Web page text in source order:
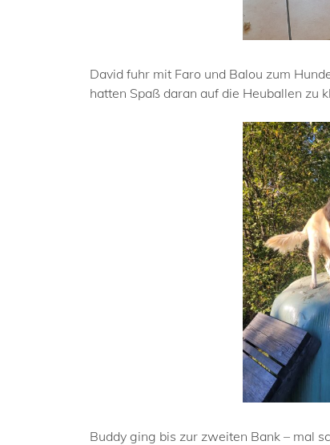
David fuhr mit Faro und Balou zum
hatten Spaß daran auf die Heuballen zu
Buddy ging bis zur zweiten Bank – mal